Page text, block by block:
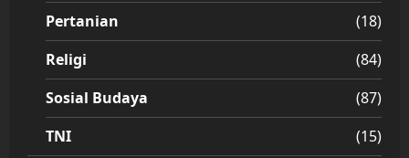
Pertanian
(18)
Religi
(84)
Sosial Budaya
(87)
TNI
(15)